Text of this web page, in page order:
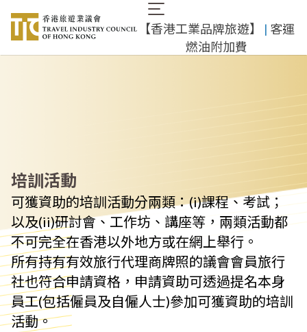
內
Main
navigation
​【香港工業品牌旅遊】 ​ | 客運
燃油附加費
培訓活動
可獲資助的培訓活動分兩類：(i)課程、考試；
以及(ii)研討會、工作坊、講座等，兩類活動都
不可完全在香港以外地方或在網上舉行。
所有持有有效旅行代理商牌照的議會會員旅行
社也符合申請資格，申請資助可透過提名本身
員工(包括僱員及自僱人士)參加可獲資助的培訓
活動。